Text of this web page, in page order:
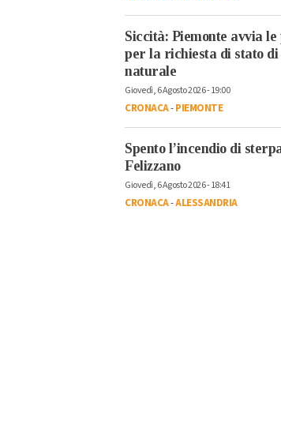
Siccità: Piemonte avvia
per la richiesta di stato
naturale
Giovedì, 6 Agosto 2026 - 19:00
CRONACA-PIEMONTE
Spento l’incendio di
Felizzano
Giovedì, 6 Agosto 2026 - 18:41
CRONACA-ALESSANDRIA